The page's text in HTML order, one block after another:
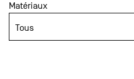
Matériaux